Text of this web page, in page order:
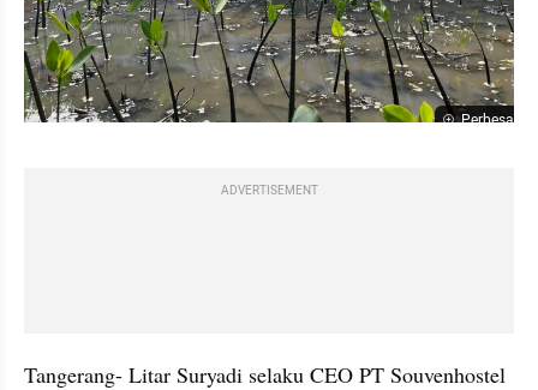
Perbesar
ADVERTISEMENT
Tangerang- Litar Suryadi selaku CEO PT Souvenhostel